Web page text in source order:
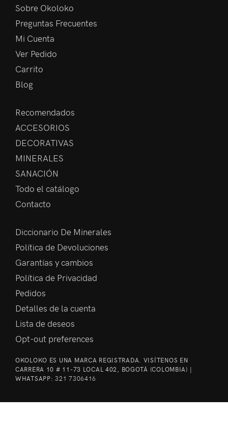
Sobre Okoloko
Preguntas Frecuentes
Mi Cuenta
Ver Pedido
Carrito
Blog
Recomendados
ACCESORIOS
DECORATIVAS
MINERALES
SANACIÓN
Todo el catálogo
Contacto
Diccionario De Minerales
Política de Devoluciones
Garantías y cambios
Política de Privacidad
Pedidos
Detalles de la cuenta
Lista de deseos
Opt-out preferences
OKOLOKO ES UNA MARCA REGISTRADA. VISÍTENOS EN
CARRERA 10 # 11-73 LOCAL 402, BOGOTÁ (COLOMBIA) |
WHATSAPP:321 7306416